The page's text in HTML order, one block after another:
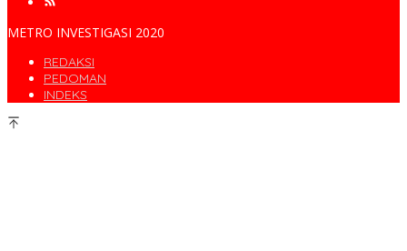
METRO INVESTIGASI 2020
REDAKSI
PEDOMAN
INDEKS